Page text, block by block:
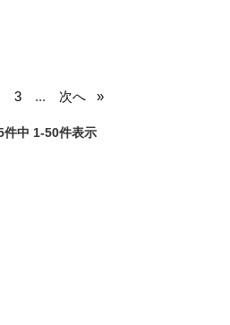
3 ... 次へ
件中 1-50件表示